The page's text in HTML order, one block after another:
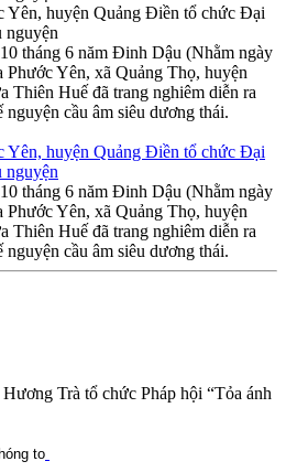
Yên, huyện Quảng Điền tổ chức Đại
nguyện
tháng 6 năm Đinh Dậu (Nhằm ngày
Phước Yên, xã Quảng Thọ, huyện
Thiên Huế đã trang nghiêm diễn ra
cầu âm siêu dương thái.
Yên, huyện Quảng Điền tổ chức Đại
nguyện
tháng 6 năm Đinh Dậu (Nhằm ngày
Phước Yên, xã Quảng Thọ, huyện
Thiên Huế đã trang nghiêm diễn ra
cầu âm siêu dương thái.
Trà tổ chức Pháp hội “Tỏa ánh